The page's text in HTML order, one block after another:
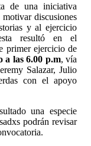
de una iniciativa
discusiones
y al ejercicio
resultó en el
primer ejercicio de
a las 6.00 p.m, vía
Salazar, Julio
con el apoyo
una especie
podrán revisar